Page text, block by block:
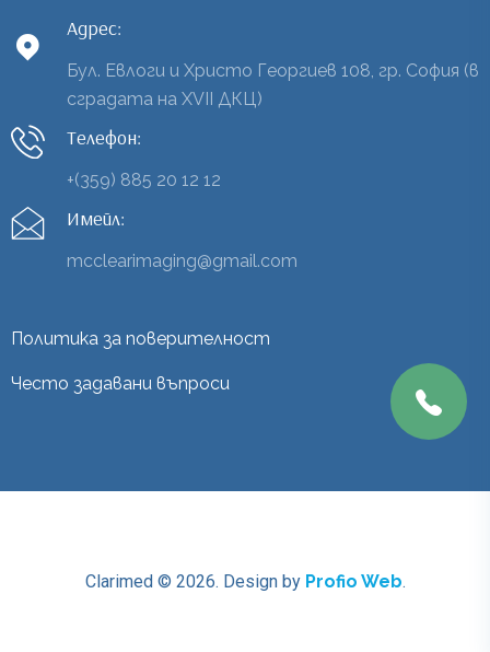
Адрес:
Бул. Евлоги и Христо Георгиев 108, гр. София (в
сградата на XVII ДКЦ)
Телефон:
+(359) 885 20 12 12
Имейл:
mcclearimaging@gmail.com
Политика за поверителност
Често задавани въпроси
Clarimed © 2026. Design by Profio Web.